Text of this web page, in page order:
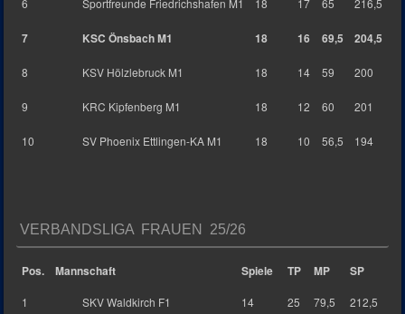
6 Sportfreunde Friedrichshafen M1 18 17 65 216,5
7 KSC Önsbach M1 18 16 69,5 204,5
8 KSV Hölzlebruck M1 18 14 59 200
9 KRC Kipfenberg M1 18 12 60 201
10 SV Phoenix Ettlingen-KA M1 18 10 56,5 194
VERBANDSLIGA FRAUEN 25/26
Pos. Mannschaft Spiele TP MP SP
1 SKV Waldkirch F1 14 25 79,5 212,5